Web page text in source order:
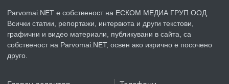
преди 1 година
ПРЕДЛАГА Уроци по Математика
Parvomai.NET е собственост на ЕСКОМ МЕДИА ГРУП ООД.
Всички статии, репортажи, интервюта и други текстови,
графични и видео материали, публикувани в сайта, са
собственост на Parvomai.NET, освен ако изрично е посочено
друго.